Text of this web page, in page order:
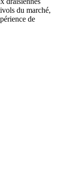
du marché,
de